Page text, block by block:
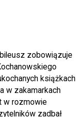
zobowiązuje
książkach
w zakamarkach
w rozmowie
zadbał